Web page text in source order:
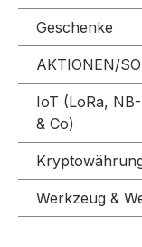
Geschenke
AKTIONEN/
IoT (LoRa,
& Co)
Werkzeug &